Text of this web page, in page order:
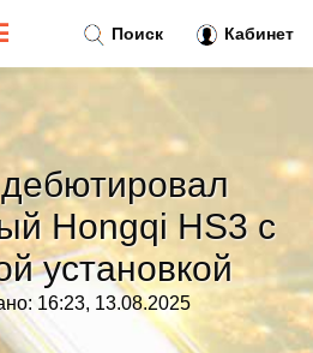
Hongqi HS3 с
установкой
16:23, 13.08.2025
Поиск Кабинет